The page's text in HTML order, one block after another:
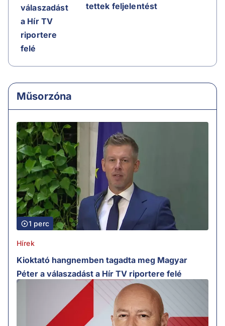
válaszadást
a Hír TV
riportere
felé
tettek feljelentést
Műsorzóna
1 perc
Hírek
Kioktató hangnemben tagadta meg Magyar
Péter a válaszadást a Hír TV riportere felé